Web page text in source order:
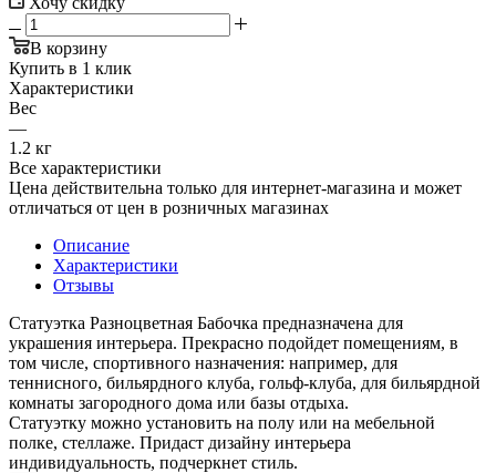
В корзину
Купить в 1 клик
Характеристики
Вес
—
1.2 кг
Все характеристики
Цена действительна только для интернет-магазина и может
отличаться от цен в розничных магазинах
Описание
Характеристики
Отзывы
Статуэтка Разноцветная Бабочка предназначена для
украшения интерьера. Прекрасно подойдет помещениям, в
том числе, спортивного назначения: например, для
теннисного, бильярдного клуба, гольф-клуба, для бильярдной
комнаты загородного дома или базы отдыха.
Статуэтку можно установить на полу или на мебельной
полке, стеллаже. Придаст дизайну интерьера
индивидуальность, подчеркнет стиль.